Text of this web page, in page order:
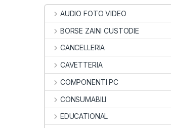
AUDIO FOTO VIDEO
BORSE ZAINI CUSTODIE
CANCELLERIA
CAVETTERIA
COMPONENTI PC
CONSUMABILI
EDUCATIONAL